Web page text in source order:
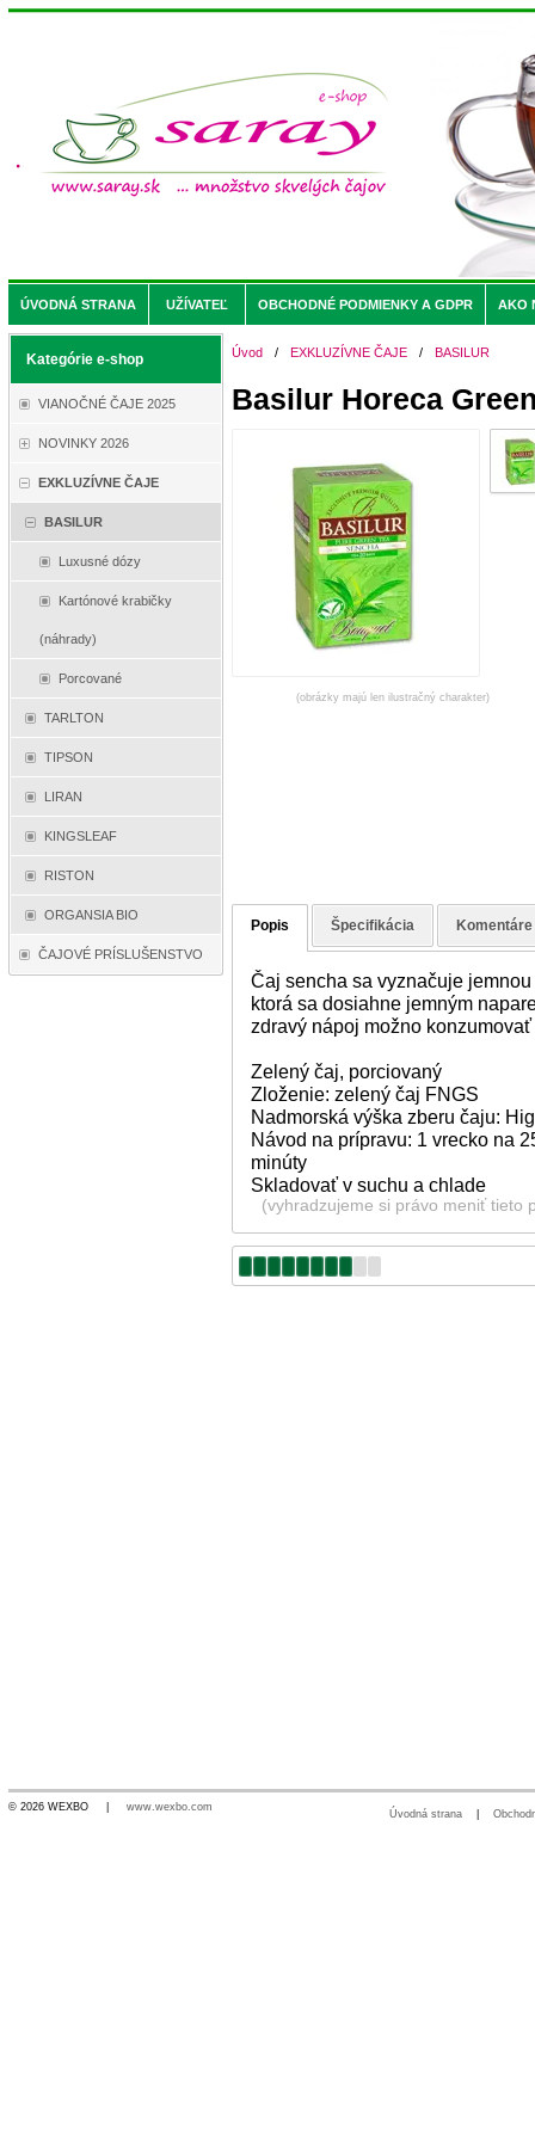
ÚVODNÁ STRANA UŽÍVATEĽ OBCHODNÉ PODMIENKY A GDPR AKO
Kategórie e-shop
VIANOČNÉ ČAJE 2025
NOVINKY 2026
EXKLUZÍVNE ČAJE
BASILUR
Luxusné dózy
Kartónové krabičky
(náhrady)
Porcované
TARLTON
TIPSON
LIRAN
KINGSLEAF
RISTON
ORGANSIA BIO
ČAJOVÉ PRÍSLUŠENSTVO
Úvod / EXKLUZÍVNE ČAJE / BASILUR
Basilur Horeca
(obrázky majú len ilustračný charakter)
Popis Špecifikácia Komentáre
Čaj sencha sa vyznačuje
ktorá sa dosiahne jemným
zdravý nápoj možno
Zelený čaj, porciovaný
Zloženie: zelený čaj FNGS
Nadmorská výška zberu čaju:
Návod na prípravu: 1 vrecko na
minúty
Skladovať v suchu a chlade
(vyhradzujeme si právo meniť tieto
© 2026 WEXBO | www.wexbo.com
Úvodná strana